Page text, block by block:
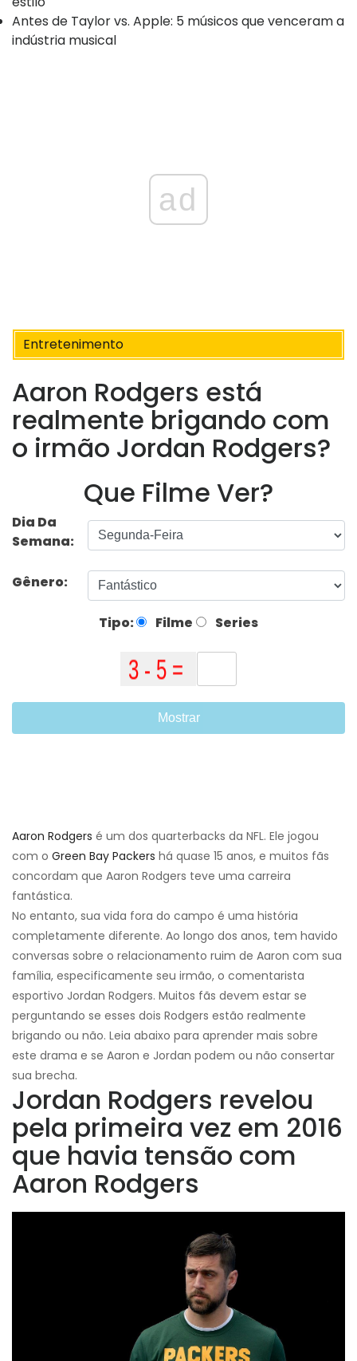
Antes de Taylor vs. Apple: 5 músicos que venceram a
indústria musical
ad
Entretenimento
Aaron Rodgers está
realmente brigando com
o irmão Jordan Rodgers?
Que Filme Ver?
Dia Da
Semana:
Gênero:
Tipo: Filme Series
Mostrar
Aaron Rodgers é um dos quarterbacks da NFL. Ele jogou
com o Green Bay Packers há quase 15 anos, e muitos fãs
concordam que Aaron Rodgers teve uma carreira
fantástica.
No entanto, sua vida fora do campo é uma história
completamente diferente. Ao longo dos anos, tem havido
conversas sobre o relacionamento ruim de Aaron com sua
família, especificamente seu irmão, o comentarista
esportivo Jordan Rodgers. Muitos fãs devem estar se
perguntando se esses dois Rodgers estão realmente
brigando ou não. Leia abaixo para aprender mais sobre
este drama e se Aaron e Jordan podem ou não consertar
sua brecha.
Jordan Rodgers revelou
pela primeira vez em 2016
que havia tensão com
Aaron Rodgers